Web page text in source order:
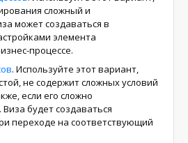
сложный и
может создаваться в
элемента
процессе.
. Используйте этот вариант,
не содержит сложных условий
если его сложно
будет создаваться
переходе на соответствующий